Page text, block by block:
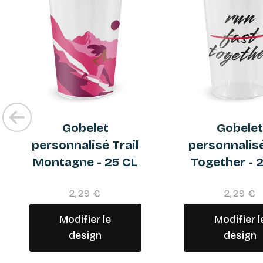
Gobelet
personnalisé Trail
Montagne - 25 CL
2,29 €
Modifier le
design
Gobelet
Together -
2,29 €
Modifier
design